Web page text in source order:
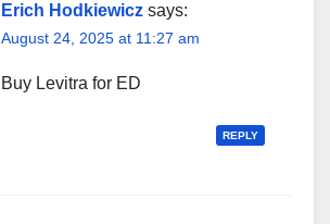
Erich Hodkiewicz says:
August 24, 2025 at 11:27 am
Buy Levitra for ED
REPLY